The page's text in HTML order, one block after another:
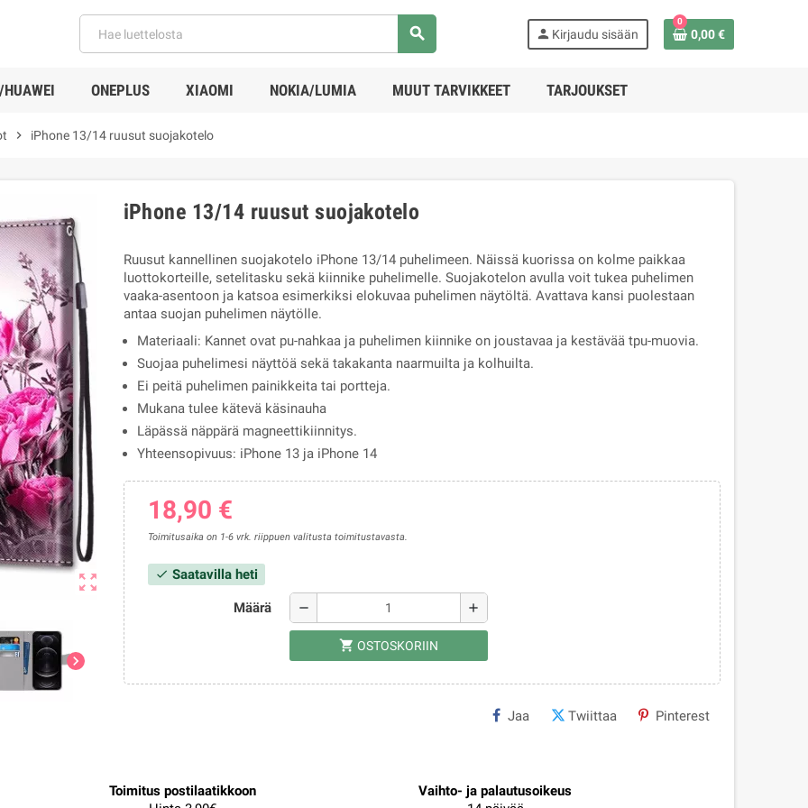
search person Kirjaudu sisään
0
0,00 €
HUAWEI ONEPLUS XIAOMI NOKIA/LUMIA MUUT TARVIKKEET TARJOUKSET
chevron_right iPhone 13/14 ruusut suojakotelo
zoom_out_map
chevron_right
iPhone 13/14 ruusut suojakotelo
Ruusut kannellinen suojakotelo iPhone 13/14 puhelimeen. Näissä kuorissa on kolme paikkaa
luottokorteille, setelitasku sekä kiinnike puhelimelle. Suojakotelon avulla voit tukea puhelimen
vaaka-asentoon ja katsoa esimerkiksi elokuvaa puhelimen näytöltä. Avattava kansi puolestaan
antaa suojan puhelimen näytölle.
Materiaali: Kannet ovat pu-nahkaa ja puhelimen kiinnike on joustavaa ja kestävää tpu-muovia.
Suojaa puhelimesi näyttöä sekä takakanta naarmuilta ja kolhuilta.
Ei peitä puhelimen painikkeita tai portteja.
Mukana tulee kätevä käsinauha
Läpässä näppärä magneettikiinnitys.
Yhteensopivuus: iPhone 13 ja iPhone 14
18,90 €
Toimitusaika on 1-6 vrk. riippuen valitusta toimitustavasta.
check Saatavilla heti
Määrä remove add
shopping_cart OSTOSKORIIN
Jaa Twiittaa Pinterest
Toimitus postilaatikkoon
Vaihto- ja palautusoikeus